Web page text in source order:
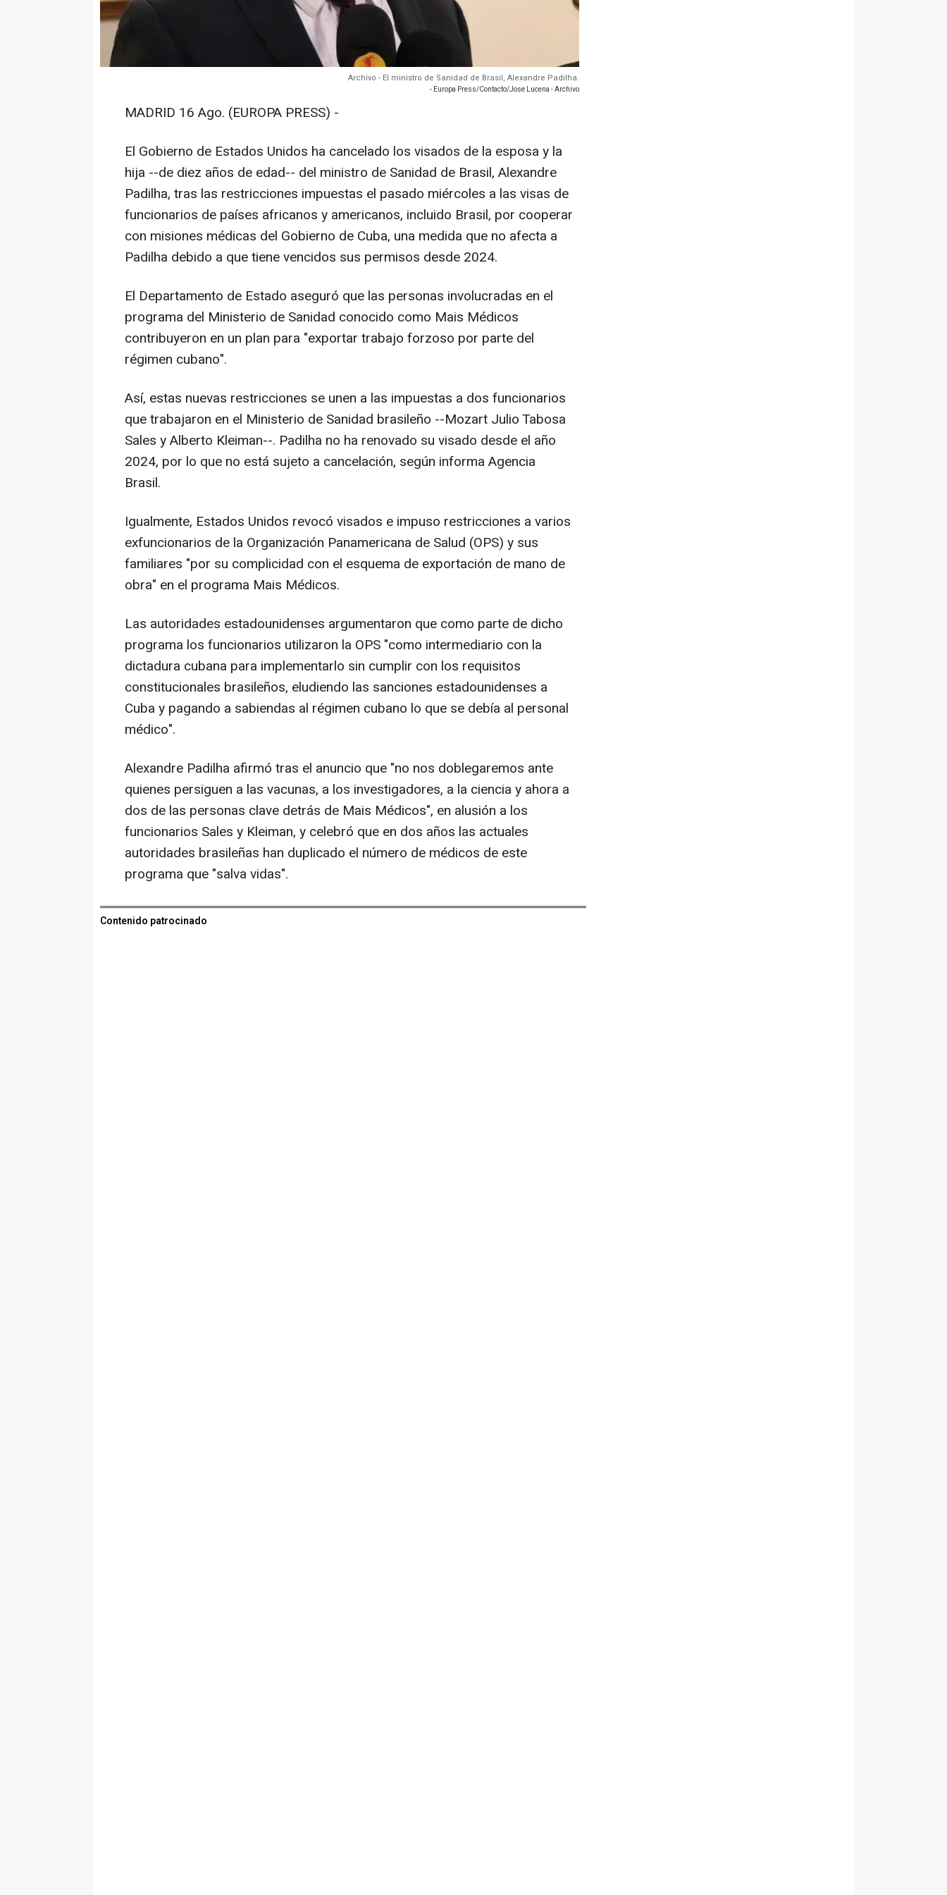
Archivo - El ministro de Sanidad de Brasil, Alexandre Padilha.
- Europa Press/Contacto/Jose Lucena - Archivo
MADRID 16 Ago. (EUROPA PRESS) -
El Gobierno de Estados Unidos ha cancelado los visados de la esposa y la
hija --de diez años de edad-- del ministro de Sanidad de Brasil, Alexandre
Padilha, tras las restricciones impuestas el pasado miércoles a las visas de
funcionarios de países africanos y americanos, incluido Brasil, por cooperar
con misiones médicas del Gobierno de Cuba, una medida que no afecta a
Padilha debido a que tiene vencidos sus permisos desde 2024.
El Departamento de Estado aseguró que las personas involucradas en el
programa del Ministerio de Sanidad conocido como Mais Médicos
contribuyeron en un plan para "exportar trabajo forzoso por parte del
régimen cubano".
Así, estas nuevas restricciones se unen a las impuestas a dos funcionarios
que trabajaron en el Ministerio de Sanidad brasileño --Mozart Julio Tabosa
Sales y Alberto Kleiman--. Padilha no ha renovado su visado desde el año
2024, por lo que no está sujeto a cancelación, según informa Agencia
Brasil.
Igualmente, Estados Unidos revocó visados e impuso restricciones a varios
exfuncionarios de la Organización Panamericana de Salud (OPS) y sus
familiares "por su complicidad con el esquema de exportación de mano de
obra" en el programa Mais Médicos.
Las autoridades estadounidenses argumentaron que como parte de dicho
programa los funcionarios utilizaron la OPS "como intermediario con la
dictadura cubana para implementarlo sin cumplir con los requisitos
constitucionales brasileños, eludiendo las sanciones estadounidenses a
Cuba y pagando a sabiendas al régimen cubano lo que se debía al personal
médico".
Alexandre Padilha afirmó tras el anuncio que "no nos doblegaremos ante
quienes persiguen a las vacunas, a los investigadores, a la ciencia y ahora a
dos de las personas clave detrás de Mais Médicos", en alusión a los
funcionarios Sales y Kleiman, y celebró que en dos años las actuales
autoridades brasileñas han duplicado el número de médicos de este
programa que "salva vidas".
Contenido patrocinado